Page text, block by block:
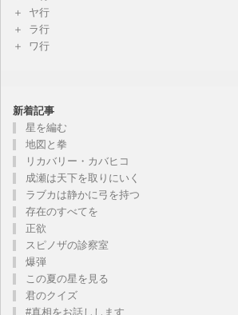
ヤ行
ラ行
ワ行
新着記事
星を編む
地図と拳
リカバリー・カバヒコ
成瀬は天下を取りにいく
ラブカは静かに弓を持つ
存在のすべてを
正欲
スピノザの診察室
爆弾
この夏の星を見る
君のクイズ
#真相をお話しします